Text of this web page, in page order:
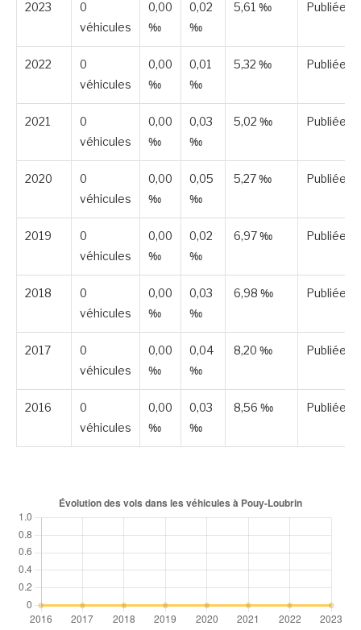
2023
0
véhicules
0,00
‰
0,02
‰
5,61 ‰ Publiée
2022
0
véhicules
0,00
‰
0,01
‰
5,32 ‰ Publiée
2021
0
véhicules
0,00
‰
0,03
‰
5,02 ‰ Publiée
2020
0
véhicules
0,00
‰
0,05
‰
5,27 ‰ Publiée
2019
0
véhicules
0,00
‰
0,02
‰
6,97 ‰ Publiée
2018
0
véhicules
0,00
‰
0,03
‰
6,98 ‰ Publiée
2017
0
véhicules
0,00
‰
0,04
‰
8,20 ‰ Publiée
2016
0
véhicules
0,00
‰
0,03
‰
8,56 ‰ Publiée